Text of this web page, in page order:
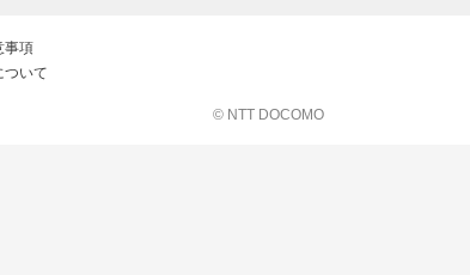
事項
ついて
© NTT DOCOMO